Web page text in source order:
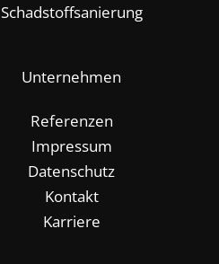
Schadstoffsanierung
Unternehmen
Referenzen
Impressum
Datenschutz
Kontakt
Karriere